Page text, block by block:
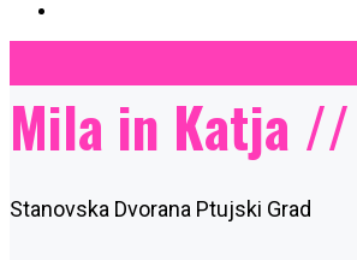
Mila in Katja
Stanovska Dvorana Ptujski Grad